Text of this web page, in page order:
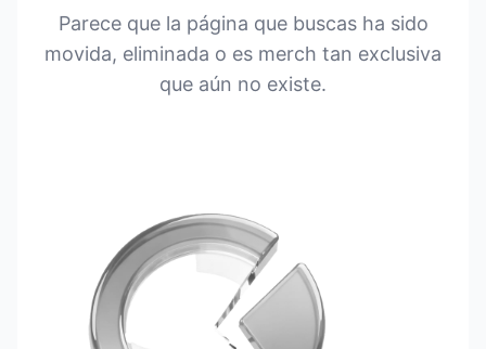
Parece que la página que buscas ha sido
movida, eliminada o es merch tan exclusiva
que aún no existe.